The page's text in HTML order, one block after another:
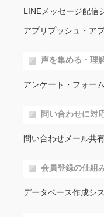
LINEメッセージ配信
アプリプッシュ・ア
声を集める・理
アンケート・フォー
問い合わせに対
問い合わせメール共
会員登録の仕組
データベース作成シ